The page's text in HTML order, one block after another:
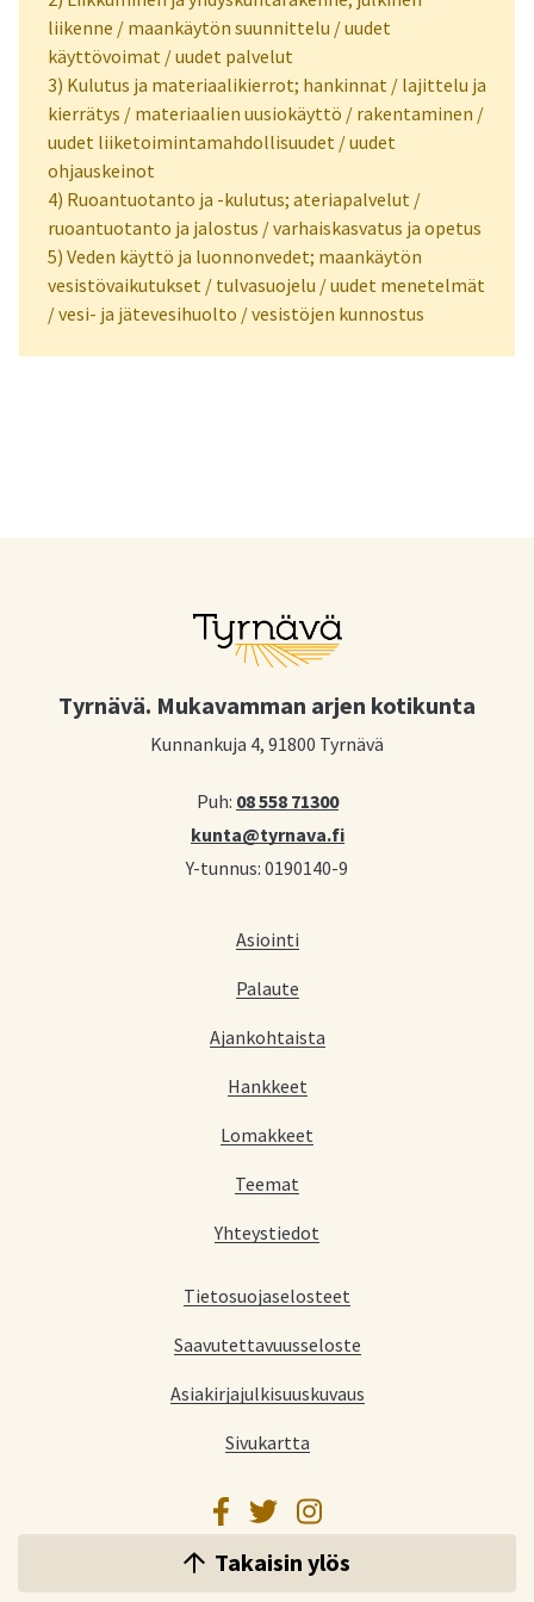
liikenne / maankäytön suunnittelu / uudet
käyttövoimat / uudet palvelut
3) Kulutus ja materiaalikierrot; hankinnat / lajittelu ja
kierrätys / materiaalien uusiokäyttö / rakentaminen /
uudet liiketoimintamahdollisuudet / uudet
ohjauskeinot
4) Ruoantuotanto ja -kulutus; ateriapalvelut /
ruoantuotanto ja jalostus / varhaiskasvatus ja opetus
5) Veden käyttö ja luonnonvedet; maankäytön
vesistövaikutukset / tulvasuojelu / uudet menetelmät
/ vesi- ja jätevesihuolto / vesistöjen kunnostus
Tyrnävä. Mukavamman arjen kotikunta
Kunnankuja 4, 91800 Tyrnävä
Puh: 08 558 71300
kunta@tyrnava.fi
Y-tunnus: 0190140-9
Asiointi
Palaute
Ajankohtaista
Hankkeet
Lomakkeet
Teemat
Yhteystiedot
Tietosuojaselosteet
Saavutettavuusseloste
Asiakirjajulkisuuskuvaus
Sivukartta
Facebook
TwitterInstagram
Takaisin ylös